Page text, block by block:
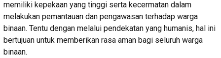
memiliki kepekaan yang tinggi serta kecermatan dalam
melakukan pemantauan dan pengawasan terhadap warga
binaan. Tentu dengan melalui pendekatan yang humanis, hal ini
bertujuan untuk memberikan rasa aman bagi seluruh warga
binaan.